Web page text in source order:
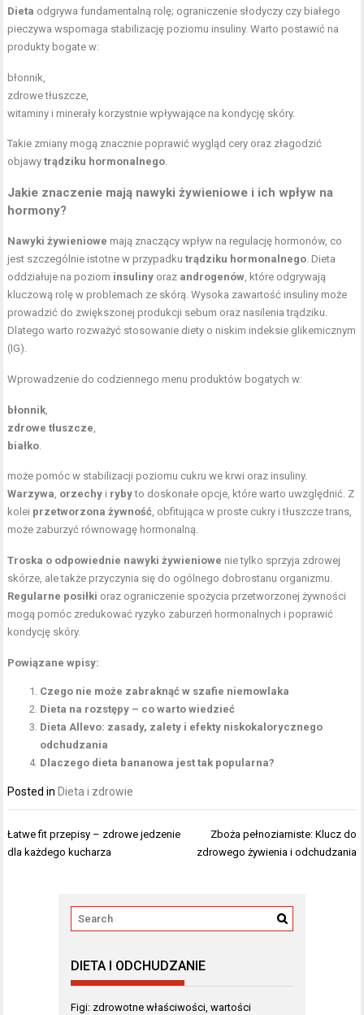
Dieta odgrywa fundamentalną rolę; ograniczenie słodyczy czy białego
pieczywa wspomaga stabilizację poziomu insuliny. Warto postawić na
produkty bogate w:
błonnik,
zdrowe tłuszcze,
witaminy i minerały korzystnie wpływające na kondycję skóry.
Takie zmiany mogą znacznie poprawić wygląd cery oraz złagodzić
objawytrądziku hormonalnego
Jakie znaczenie mają nawyki żywieniowe i ich wpływ na
hormony?
Nawyki żywieniowe mają znaczący wpływ na regulację hormonów, co
jest szczególnie istotne w przypadkutrądziku hormonalnego . Dieta
oddziałuje na poziom insuliny oraz androgenów , które odgrywają
kluczową rolę w problemach ze skórą. Wysoka zawartość insuliny może
prowadzić do zwiększonej produkcji sebum oraz nasilenia trądziku.
Dlatego warto rozważyć stosowanie diety o niskim indeksie glikemicznym
(IG).
Wprowadzenie do codziennego menu produktów bogatych w:
błonnik
zdrowe tłuszcze
białko
może pomóc w stabilizacji poziomu cukru we krwi oraz insuliny.
Warzywa orzechy i rybyto doskonałe opcje, które warto uwzględnić. Z
kolei przetworzona żywność , obfitująca w proste cukry i tłuszcze trans,
może zaburzyć równowagę hormonalną.
Troska o odpowiednie nawyki żywieniowe nie tylko sprzyja zdrowej
skórze, ale także przyczynia się do ogólnego dobrostanu organizmu.
Regularne posiłki oraz ograniczenie spożycia przetworzonej żywności
mogą pomóc zredukować ryzyko zaburzeń hormonalnych i poprawić
kondycję skóry.
Powiązane wpisy:
Czego nie może zabraknąć w szafie niemowlaka
Dieta na rozstępy – co warto wiedzieć
Dieta Allevo: zasady, zalety i efekty niskokalorycznego
odchudzania
Dlaczego dieta bananowa jest tak popularna?
Posted in Dieta i zdrowie
Nawigacja
wpisu
Łatwe fit przepisy – zdrowe jedzenie
dla każdego kucharza
Zboża pełnoziarniste: Klucz do
zdrowego żywienia i odchudzania
DIETA I ODCHUDZANIE
Figi: zdrowotne właściwości, wartości